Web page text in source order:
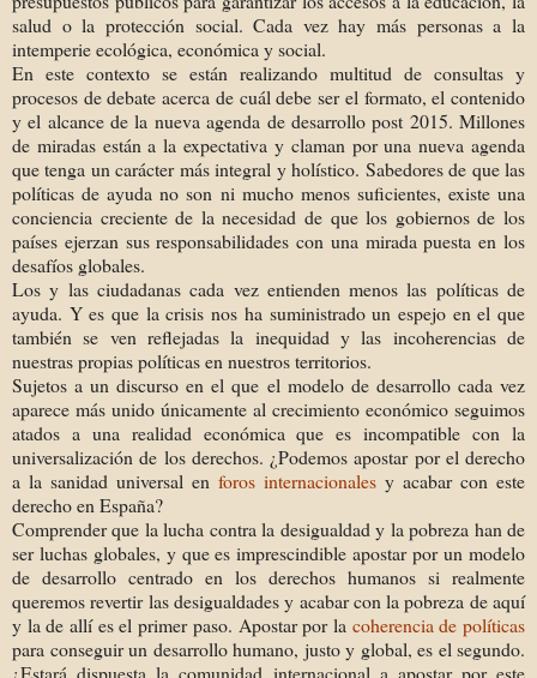
salud o la protección social. Cada vez hay más personas a la
intemperie ecológica, económica y social.
En este contexto se están realizando multitud de consultas y
procesos de debate acerca de cuál debe ser el formato, el contenido
y el alcance de la nueva agenda de desarrollo post 2015. Millones
de miradas están a la expectativa y claman por una nueva agenda
que tenga un carácter más integral y holístico. Sabedores de que las
políticas de ayuda no son ni mucho menos suficientes, existe una
conciencia creciente de la necesidad de que los gobiernos de los
países ejerzan sus responsabilidades con una mirada puesta en los
desafíos globales.
Los y las ciudadanas cada vez entienden menos las políticas de
ayuda. Y es que la crisis nos ha suministrado un espejo en el que
también se ven reflejadas la inequidad y las incoherencias de
nuestras propias políticas en nuestros territorios.
Sujetos a un discurso en el que el modelo de desarrollo cada vez
aparece más unido únicamente al crecimiento económico seguimos
atados a una realidad económica que es incompatible con la
universalización de los derechos. ¿Podemos apostar por el derecho
a la sanidad universal en foros internacionales y acabar con este
derecho en España?
Comprender que la lucha contra la desigualdad y la pobreza han de
ser luchas globales, y que es imprescindible apostar por un modelo
de desarrollo centrado en los derechos humanos si realmente
queremos revertir las desigualdades y acabar con la pobreza de aquí
y la de allí es el primer paso. Apostar por la coherencia de políticas
para conseguir un desarrollo humano, justo y global, es el segundo.
¿Estará dispuesta la comunidad internacional a apostar por este